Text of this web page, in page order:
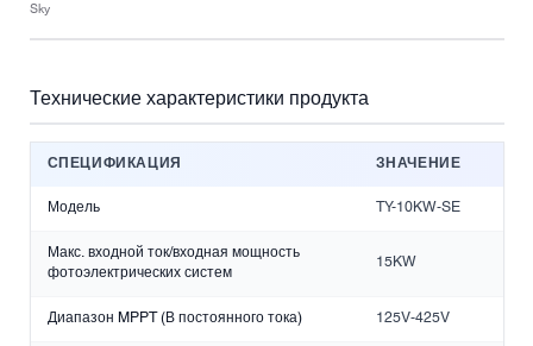
Sky
Технические характеристики продукта
СПЕЦИФИКАЦИЯ ЗНАЧЕНИЕ
Модель TY-10KW-SE
Макс. входной ток/входная мощность
фотоэлектрических систем
15KW
Диапазон MPPT (В постоянного тока) 125V-425V